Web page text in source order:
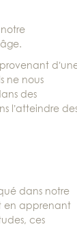
ne nous
des
l’atteindre
dans notre
en apprenant
ces